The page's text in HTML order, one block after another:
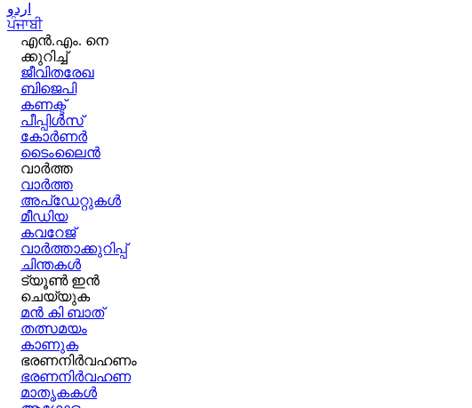
اردو
ਪੰਜਾਬੀ
എൻ.എം. നെ
ക്കുറിച്ച്
ജീവിതരേഖ
ബിജെപി
കണക്ട്
പീപ്പിൾസ്
കോർണർ
ടൈംലൈൻ
വാർത്ത
വാർത്ത
അപ്ഡേറ്റുകൾ
മീഡിയ
കവറേജ്
വാർത്താക്കുറിപ്പ്
ചിന്തകൾ
ട്യൂൺ ഇൻ
ചെയ്യുക
മൻ കി ബാത്
തത്സമയം
കാണുക
ഭരണനിര്‍വഹണം
ഭരണനിര്‍വഹണ
മാതൃകകൾ